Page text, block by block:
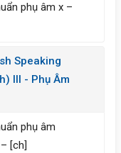
phụ âm x –
Speaking
III - Phụ Âm
phụ âm
[ch]